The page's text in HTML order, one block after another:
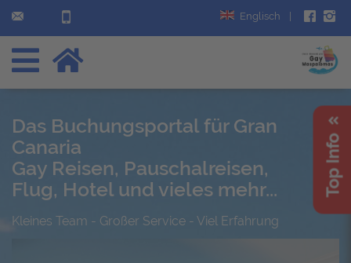
Englisch
Top Info
Das Buchungsportal für Gran
Canaria
Gay Reisen, Pauschalreisen,
Flug, Hotel und vieles mehr...
Kleines Team - Großer Service - Viel Erfahrung